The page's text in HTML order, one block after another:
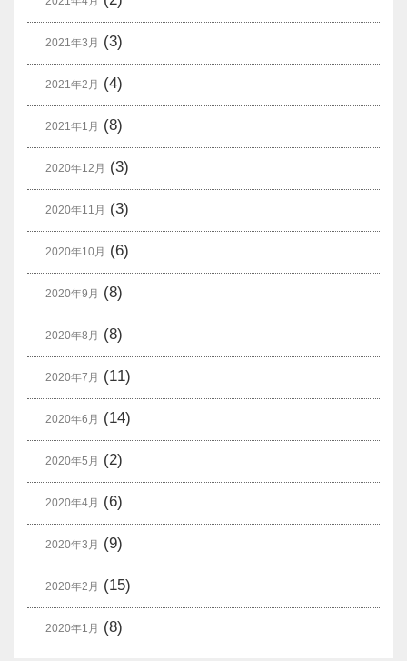
2021年3月 (3)
2021年2月 (4)
2021年1月 (8)
2020年12月 (3)
2020年11月 (3)
2020年10月 (6)
2020年9月 (8)
2020年8月 (8)
2020年7月 (11)
2020年6月 (14)
2020年5月 (2)
2020年4月 (6)
2020年3月 (9)
2020年2月 (15)
2020年1月 (8)